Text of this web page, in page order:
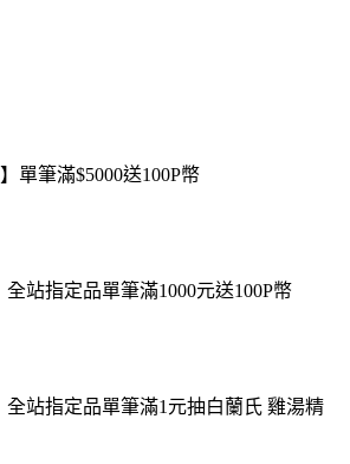
單筆滿$5000送100P幣
全站指定品單筆滿1000元送100P幣
全站指定品單筆滿1元抽白蘭氏 雞湯精